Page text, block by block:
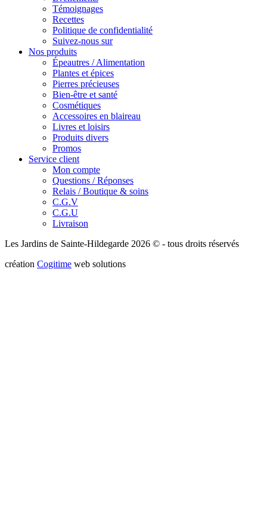
Témoignages
Recettes
Politique de confidentialité
Suivez-nous sur
Nos produits
Épeautres / Alimentation
Plantes et épices
Pierres précieuses
Bien-être et santé
Cosmétiques
Accessoires en blaireau
Livres et loisirs
Produits divers
Promos
Service client
Mon compte
Questions / Réponses
Relais / Boutique & soins
C.G.V
C.G.U
Livraison
Les Jardins de Sainte-Hildegarde 2026 © - tous droits réservés
création Cogitime web solutions